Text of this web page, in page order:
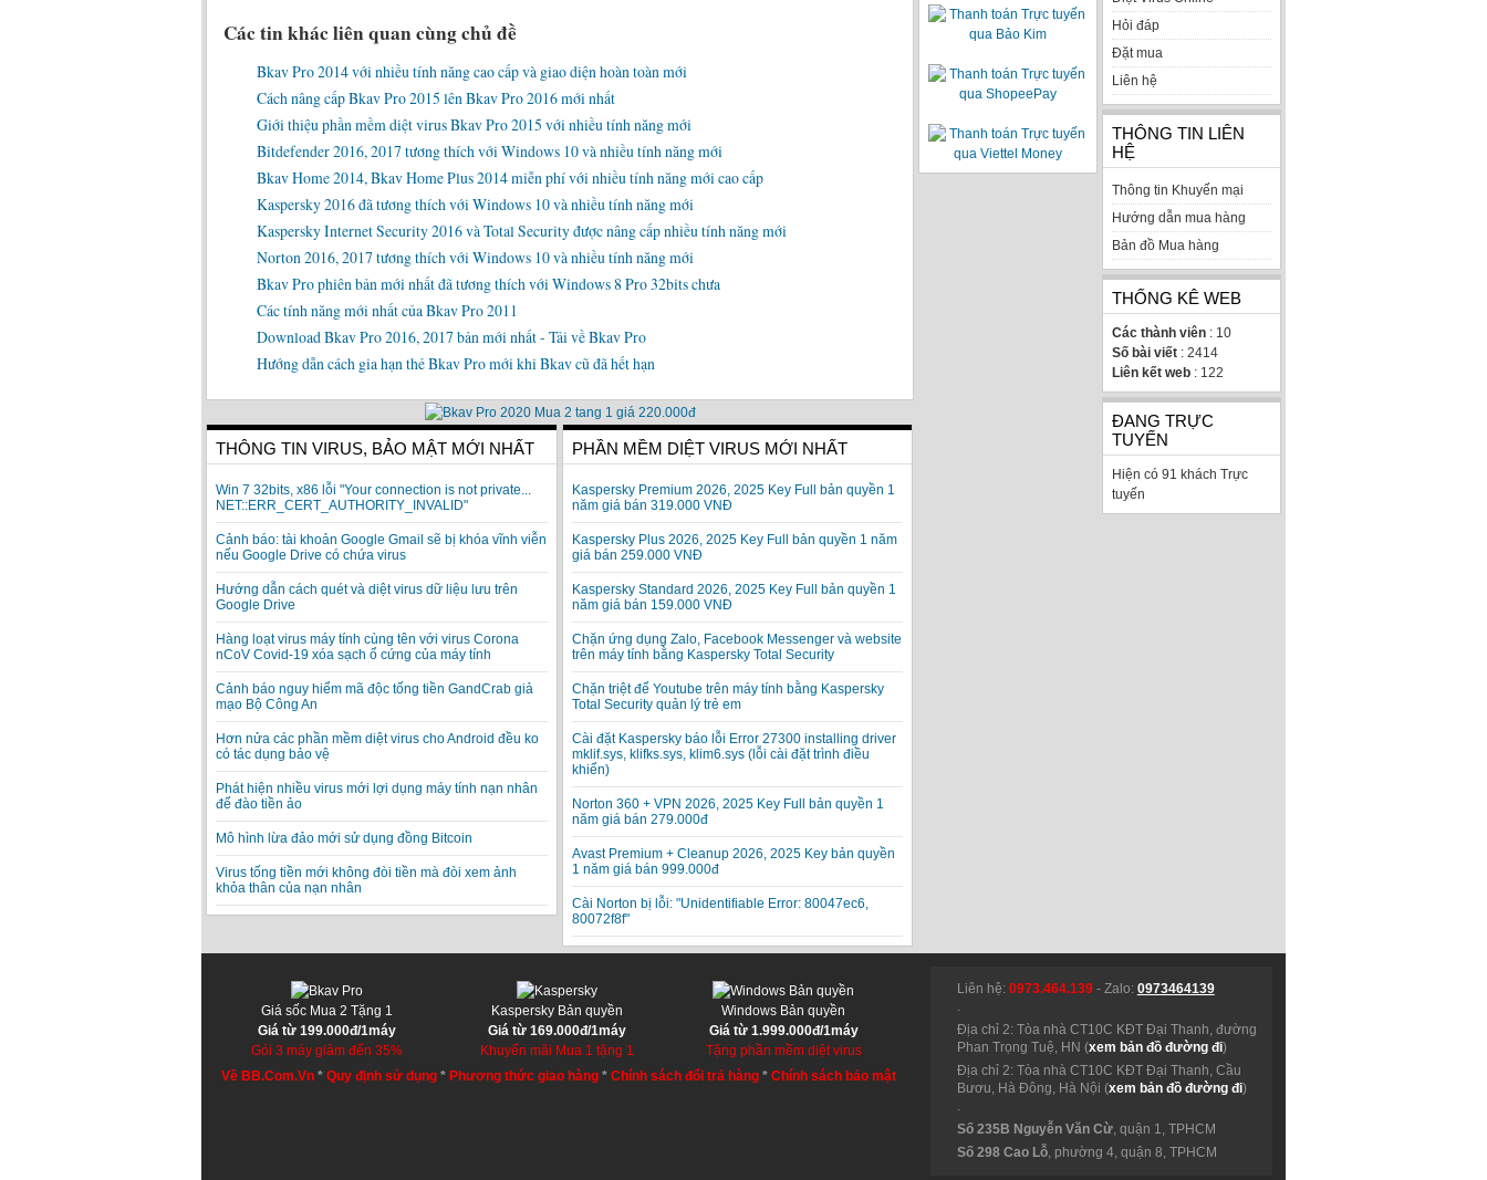
Các tin khác liên quan cùng chủ đề
Bkav Pro 2014 với nhiều tính năng cao cấp và giao diện hoàn toàn mới
Cách nâng cấp Bkav Pro 2015 lên Bkav Pro 2016 mới nhất
Giới thiệu phần mềm diệt virus Bkav Pro 2015 với nhiều tính năng mới
Bitdefender 2016, 2017 tương thích với Windows 10 và nhiều tính năng mới
Bkav Home 2014, Bkav Home Plus 2014 miễn phí với nhiều tính năng mới cao cấp
Kaspersky 2016 đã tương thích với Windows 10 và nhiều tính năng mới
Kaspersky Internet Security 2016 và Total Security được nâng cấp nhiều tính năng mới
Norton 2016, 2017 tương thích với Windows 10 và nhiều tính năng mới
Bkav Pro phiên bản mới nhất đã tương thích với Windows 8 Pro 32bits chưa
Các tính năng mới nhất của Bkav Pro 2011
Download Bkav Pro 2016, 2017 bản mới nhất - Tải về Bkav Pro
Hướng dẫn cách gia hạn thẻ Bkav Pro mới khi Bkav cũ đã hết hạn
THÔNG TIN VIRUS, BẢO MẬT MỚI NHẤT
Win 7 32bits, x86 lỗi "Your connection is not private...
NET::ERR_CERT_AUTHORITY_INVALID"
Cảnh báo: tài khoản Google Gmail sẽ bị khóa vĩnh viễn
nếu Google Drive có chứa virus
Hướng dẫn cách quét và diệt virus dữ liệu lưu trên
Google Drive
Hàng loạt virus máy tính cùng tên với virus Corona
nCoV Covid-19 xóa sạch ổ cứng của máy tính
Cảnh báo nguy hiểm mã độc tống tiền GandCrab giả
mạo Bộ Công An
Hơn nửa các phần mềm diệt virus cho Android đều ko
có tác dụng bảo vệ
Phát hiện nhiều virus mới lợi dụng máy tính nạn nhân
để đào tiền ảo
Mô hình lừa đảo mới sử dụng đồng Bitcoin
Virus tống tiền mới không đòi tiền mà đòi xem ảnh
khỏa thân của nạn nhân
PHẦN MỀM DIỆT VIRUS MỚI NHẤT
Kaspersky Premium 2026, 2025 Key Full bản quyền 1
năm giá bán 319.000 VNĐ
Kaspersky Plus 2026, 2025 Key Full bản quyền 1 năm
giá bán 259.000 VNĐ
Kaspersky Standard 2026, 2025 Key Full bản quyền 1
năm giá bán 159.000 VNĐ
Chặn ứng dụng Zalo, Facebook Messenger và website
trên máy tính bằng Kaspersky Total Security
Chặn triệt để Youtube trên máy tính bằng Kaspersky
Total Security quản lý trẻ em
Cài đặt Kaspersky báo lỗi Error 27300 installing driver
mklif.sys, klifks.sys, klim6.sys (lỗi cài đặt trình điều
khiển)
Norton 360 + VPN 2026, 2025 Key Full bản quyền 1
năm giá bán 279.000đ
Avast Premium + Cleanup 2026, 2025 Key bản quyền
1 năm giá bán 999.000đ
Cài Norton bị lỗi: "Unidentifiable Error: 80047ec6,
80072f8f"
Hỏi đáp
Đặt mua
Liên hệ
THÔNG TIN LIÊN
HỆ
Thông tin Khuyến mại
Hướng dẫn mua hàng
Bản đồ Mua hàng
THỐNG KÊ WEB
Các thành viên : 10
Số bài viết : 2414
Liên kết web : 122
ĐANG TRỰC
TUYẾN
Hiện có 91 khách Trực
tuyến
Giá sốc Mua 2 Tặng 1
Giá từ 199.000đ/1máy
Gói 3 máy giảm đến 35%
Kaspersky Bản quyền
Giá từ 169.000đ/1máy
Khuyến mãi Mua 1 tặng 1
Windows Bản quyền
Giá từ 1.999.000đ/1máy
Tặng phần mềm diệt virus
Về BB.Com.Vn *Quy định sử dụng * Phương thức giao hàng *Chính sách đổi trả hàng *Chính sách bảo mật
Liên hệ: 0973.464.139- Zalo: 0973464139
.
Địa chỉ 2: Tòa nhà CT10C KĐT Đại Thanh, đường
Phan Trọng Tuệ, HN (xem bản đồ đường đi)
Địa chỉ 2: Tòa nhà CT10C KĐT Đại Thanh, Cầu
Bươu, Hà Đông, Hà Nội (xem bản đồ đường đi)
.
Số 235B Nguyễn Văn Cừ, quận 1, TPHCM
Số 298 Cao Lỗ, phường 4, quận 8, TPHCM